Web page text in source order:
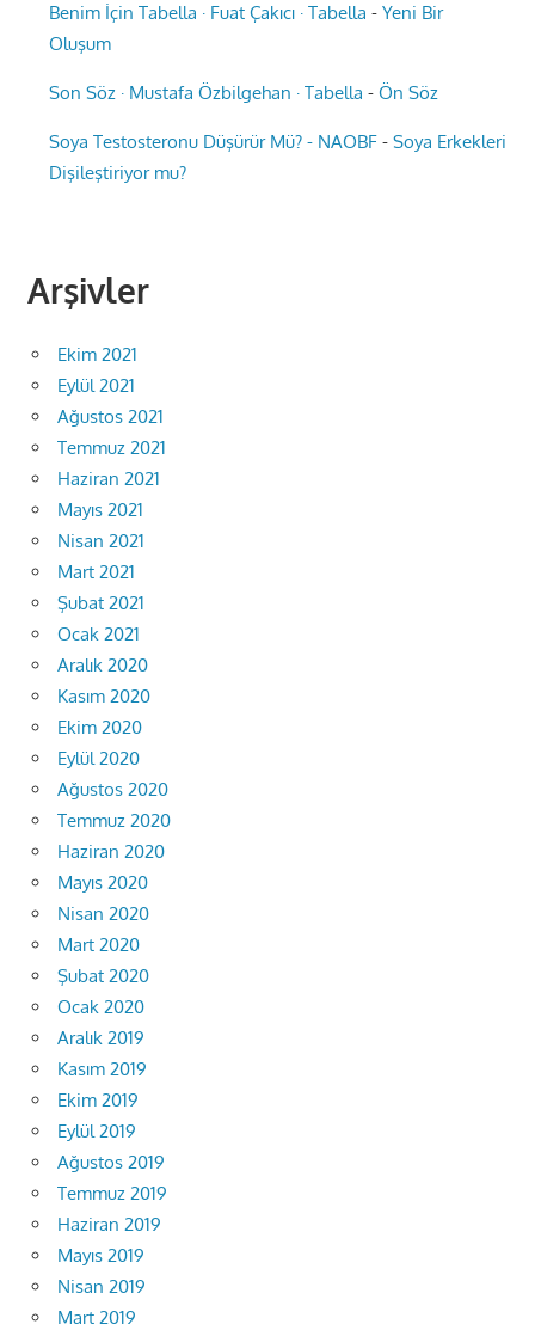
Benim İçin Tabella · Fuat Çakıcı · Tabella -Yeni Bir
Oluşum
Son Söz · Mustafa Özbilgehan · Tabella -Ön Söz
Soya Testosteronu Düşürür Mü? - NAOBF -Soya Erkekleri
Dişileştiriyor mu?
Arşivler
Ekim 2021
Eylül 2021
Ağustos 2021
Temmuz 2021
Haziran 2021
Mayıs 2021
Nisan 2021
Mart 2021
Şubat 2021
Ocak 2021
Aralık 2020
Kasım 2020
Ekim 2020
Eylül 2020
Ağustos 2020
Temmuz 2020
Haziran 2020
Mayıs 2020
Nisan 2020
Mart 2020
Şubat 2020
Ocak 2020
Aralık 2019
Kasım 2019
Ekim 2019
Eylül 2019
Ağustos 2019
Temmuz 2019
Haziran 2019
Mayıs 2019
Nisan 2019
Mart 2019